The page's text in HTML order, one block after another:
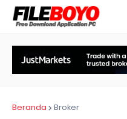
Beranda Broker